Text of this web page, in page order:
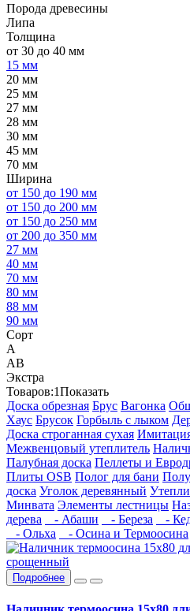
Порода древесины
Липа
Толщина
от 30 до 40 мм
15 мм
20 мм
25 мм
27 мм
28 мм
30 мм
45 мм
70 мм
Ширина
от 150 до 190 мм
от 150 до 200 мм
от 150 до 250 мм
от 200 до 350 мм
27 мм
40 мм
70 мм
80 мм
88 мм
90 мм
Сорт
А
АВ
Экстра
Товаров:1Показать
Доска обрезная Брус Вагонка
Хаус Брусок Горбыль с лыком
Доска строганная сухая
Межвенцовый утеплитель
Палубная доска Пеллеты и
Плиты OSB Полог для бани
доска Уголок деревянный
Минвата Элементы лестницы
дерева
- Абаши - Береза -
- Ольха
- Осина и Термоосина
Подробнее